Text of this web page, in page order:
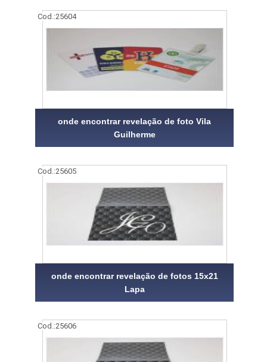
Cod.:25604
onde encontrar revelação de foto Vila
Guilherme
Cod.:25605
onde encontrar revelação de fotos 15x21
Lapa
Cod.:25606